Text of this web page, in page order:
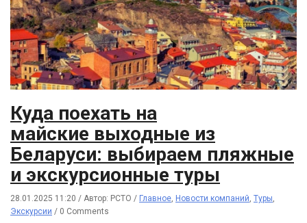
Куда поехать на
майские выходные из
Беларуси: выбираем пляжные
и экскурсионные туры
28.01.2025 11:20 / Автор: РСТО / Главное, Новости компаний, Туры,
Экскурсии / 0 Comments